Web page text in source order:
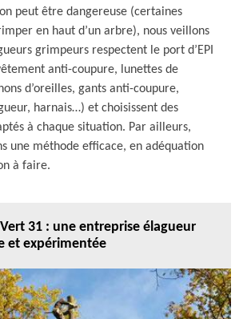
peut être dangereuse (certaines
en haut d’un arbre), nous veillons
grimpeurs respectent le port d’EPI
anti-coupure, lunettes de
d’oreilles, gants anti-coupure,
harnais…) et choisissent des
à chaque situation. Par ailleurs,
une méthode efficace, en adéquation
à faire.
Vert 31 : une entreprise élagueur
et expérimentée